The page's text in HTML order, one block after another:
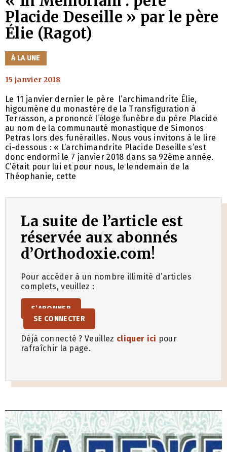
Placide Deseille » par le père
Élie (Ragot)
CATÉGORIES
À LA UNE
15 janvier 2018
Le 11 janvier dernier le père l’archimandrite Élie,
higoumène du monastère de la Transfiguration à
Terrasson, a prononcé l’éloge funèbre du père Placide
au nom de la communauté monastique de Simonos
Petras lors des funérailles. Nous vous invitons à le lire
ci-dessous : « L’archimandrite Placide Deseille s’est
donc endormi le 7 janvier 2018 dans sa 92ème année.
C’était pour lui et pour nous, le lendemain de la
Théophanie, cette
La suite de l’article est
réservée aux abonnés
d’Orthodoxie.com!
Pour accéder à un nombre illimité d’articles
complets, veuillez :
S’ABONNER
SE CONNECTER
Déjà connecté ? Veuillez cliquer ici pour
rafraîchir la page.